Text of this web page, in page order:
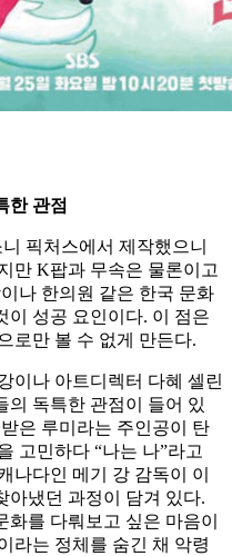
한 관점
픽처스에서 제작했으니
만 K팝과 무속은 물론이고
나 한의원 같은 한국 문화
이 성공 요인이다. 이 점은
로만 볼 수 없게 만든다.
이나 아트디렉터 다혜 셀린
의 독특한 관점이 들어 있
은 루미라는 주인공이 탄
고민하다 “나는 나”라고
나다인 메기 강 감독이 이
아냈던 과정이 담겨 있다.
를 다뤄보고 싶은 마음이
라는 정체를 숨긴 채 악령